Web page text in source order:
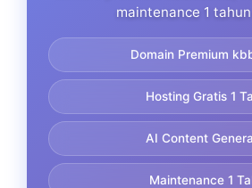
maintenance 1
Domain Premium
Hosting Gratis 1
AI Content
Maintenance 1